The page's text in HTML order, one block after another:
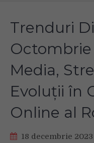
Trenduri
Octombrie
Media,
Evoluții în
Online al
18 decembrie 2023